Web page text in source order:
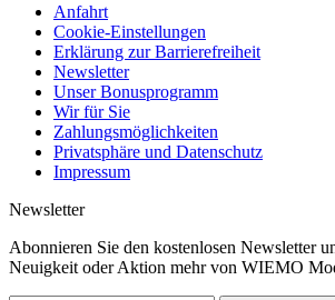
Anfahrt
Cookie-Einstellungen
Erklärung zur Barrierefreiheit
Newsletter
Unser Bonusprogramm
Wir für Sie
Zahlungsmöglichkeiten
Privatsphäre und Datenschutz
Impressum
Newsletter
Abonnieren Sie den kostenlosen Newsletter
Neuigkeit oder Aktion mehr von WIEMO